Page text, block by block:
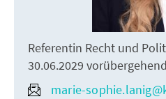
Referentin Recht und
30.06.2029
marie-